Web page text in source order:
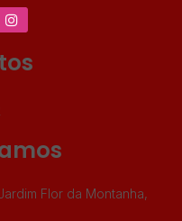
Flor da Montanha,